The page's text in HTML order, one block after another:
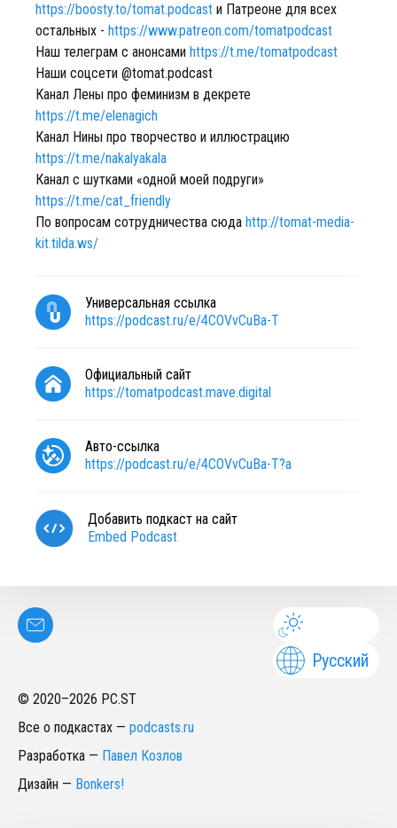
https://boosty.to/tomat.podcast и Патреоне для всех
остальных - https://www.patreon.com/tomatpodcast
Наш телеграм с анонсами https://t.me/tomatpodcast
Наши соцсети @tomat.podcast
Канал Лены про феминизм в декрете
https://t.me/elenagich
Канал Нины про творчество и иллюстрацию
https://t.me/nakalyakala
Канал с шутками «одной моей подруги»
https://t.me/cat_friendly
По вопросам сотрудничества сюда http://tomat-media-
kit.tilda.ws/
Универсальная ссылка
https://podcast.ru/e/4COVvCuBa-T
Официальный сайт
https://tomatpodcast.mave.digital
Авто-ссылка
https://podcast.ru/e/4COVvCuBa-T?a
Добавить подкаст на сайт
Embed Podcast
Русский
© 2020–2026 PC.ST
Все о подкастах — podcasts.ru
Разработка — Павел Козлов
Дизайн — Bonkers!